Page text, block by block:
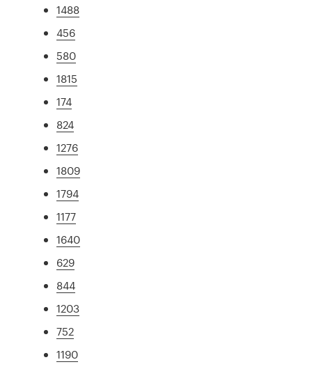
1488
456
580
1815
174
824
1276
1809
1794
1177
1640
629
844
1203
752
1190